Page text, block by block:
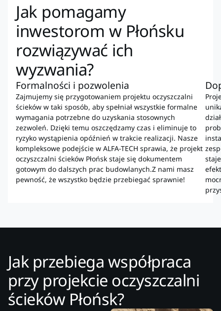
Jak pomagamy
inwestorom w Płońsku
rozwiązywać ich
wyzwania?
Formalności i pozwolenia
Zajmujemy się przygotowaniem projektu oczyszczalni
ścieków w taki sposób, aby spełniał wszystkie formalne
wymagania potrzebne do uzyskania stosownych
zezwoleń. Dzięki temu oszczędzamy czas i eliminuje to
ryzyko wystąpienia opóźnień w trakcie realizacji. Nasze
kompleksowe podejście w ALFA-TECH sprawia, że projekt
oczyszczalni ścieków Płońsk staje się dokumentem
gotowym do dalszych prac budowlanych.Z nami masz
pewność, że wszystko będzie przebiegać sprawnie!
Jak przebiega współpraca
przy projekcie oczyszczalni
ścieków Płońsk?